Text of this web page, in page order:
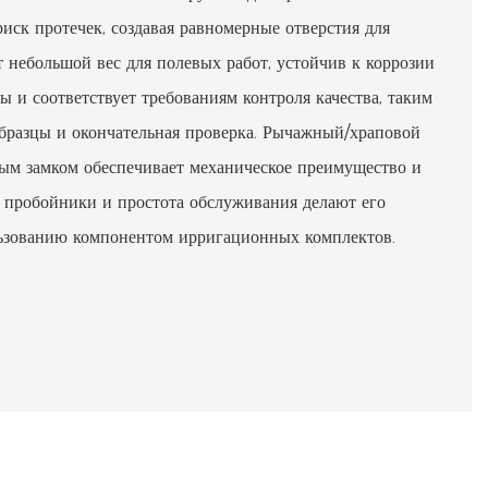
протечек, создавая равномерные отверстия для
вес для полевых работ, устойчив к коррозии
и соответствует требованиям контроля качества, таким
и окончательная проверка. Рычажный/храповой
замком обеспечивает механическое преимущество и
и простота обслуживания делают его
компонентом ирригационных комплектов.